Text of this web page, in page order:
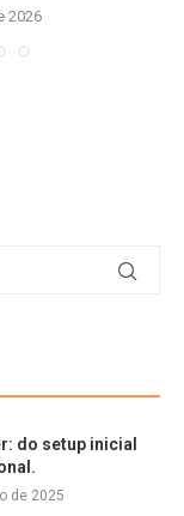
2026
do setup inicial
de 2025